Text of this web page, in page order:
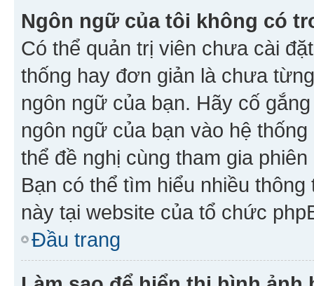
Ngôn ngữ của tôi không có
Có thể quản trị viên chưa cài
thống hay đơn giản là chưa
ngôn ngữ của bạn. Hãy cố
ngôn ngữ của bạn vào hệ
thể đề nghị cùng tham gia
Bạn có thể tìm hiểu nhiều
này tại website của tổ chức
Đầu trang